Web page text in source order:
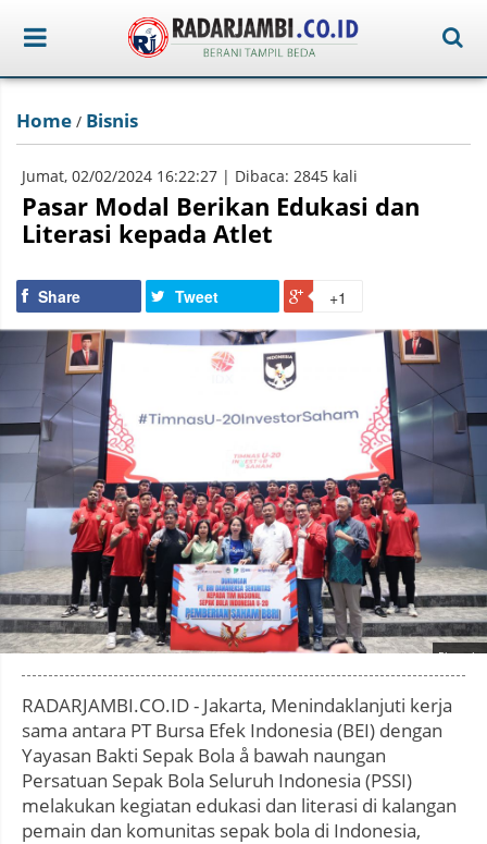
Home / Bisnis
Jumat, 02/02/2024 16:22:27 | Dibaca: 2845 kali
Pasar Modal Berikan Edukasi dan
Literasi kepada Atlet
Share Tweet +1
Photo by
RADARJAMBI.CO.ID - Jakarta, Menindaklanjuti kerja
sama antara PT Bursa Efek Indonesia (BEI) dengan
Yayasan Bakti Sepak Bola å bawah naungan
Persatuan Sepak Bola Seluruh Indonesia (PSSI)
melakukan kegiatan edukasi dan literasi di kalangan
pemain dan komunitas sepak bola di Indonesia,